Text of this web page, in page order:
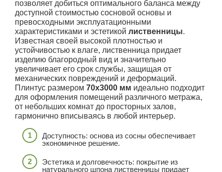
позволяет добиться оптимального баланса между
доступной стоимостью сосновой основы и
превосходными эксплуатационными
характеристиками и эстетикой лиственницы.
Известная своей высокой плотностью и
устойчивостью к влаге, лиственница придает
изделию благородный вид и значительно
увеличивает его срок службы, защищая от
механических повреждений и деформаций.
Плинтус размером 70х3000 мм идеально подходит
для оформления помещений различного метража,
от небольших комнат до просторных залов,
гармонично вписываясь в любой интерьер.
Доступность: основа из сосны обеспечивает
экономичное решение.
Эстетика и долговечность: покрытие из
натурального шпона лиственницы придает